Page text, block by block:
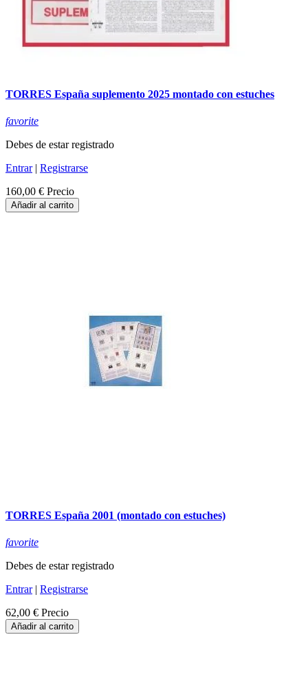
TORRES España suplemento 2025 montado con estuches
favorite
Debes de estar registrado
Entrar| Registrarse
160,00 € Precio
Añadir al carrito
TORRES España 2001 (montado con estuches)
favorite
Debes de estar registrado
Entrar| Registrarse
62,00 € Precio
Añadir al carrito